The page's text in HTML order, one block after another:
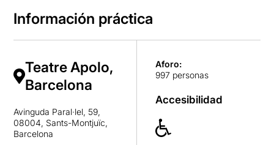
Información práctica
Teatre Apolo,
Barcelona
Avinguda Paral·lel, 59,
08004, Sants-Montjuïc,
Barcelona
Aforo:
997 personas
Accesibilidad